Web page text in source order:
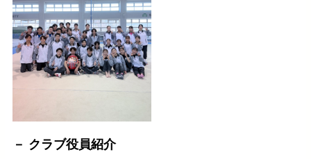
クラブ役員紹介